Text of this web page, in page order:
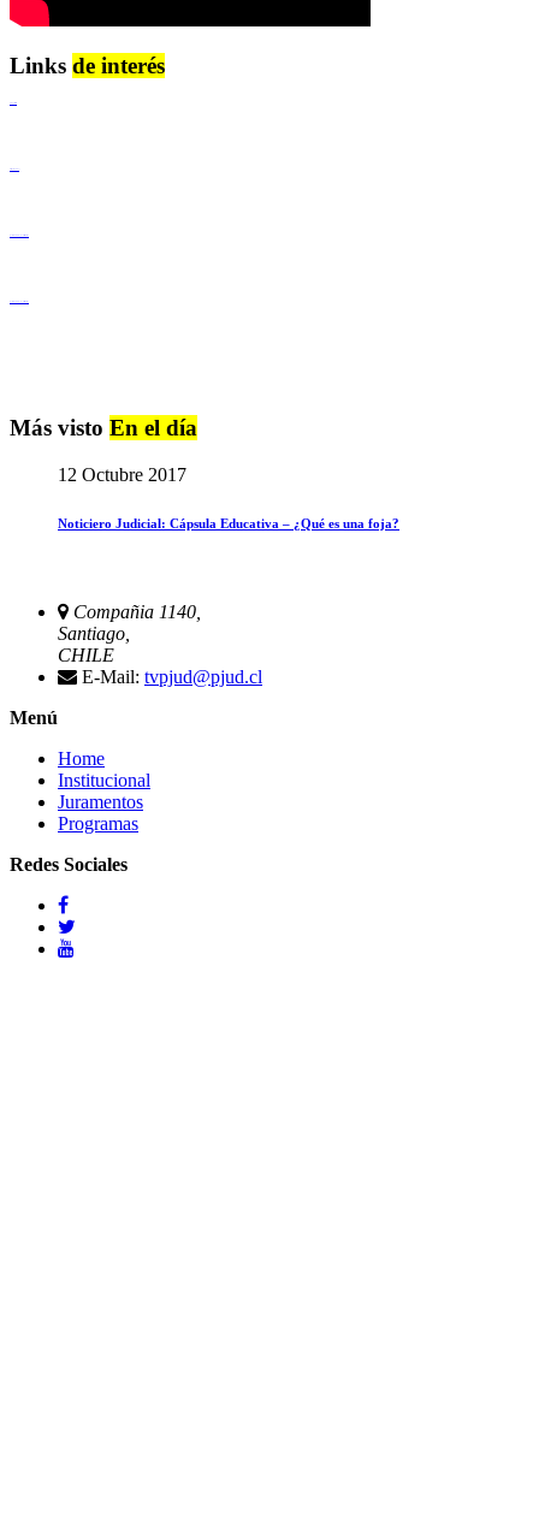
Links de interés
Más visto En el día
12 Octubre 2017
Noticiero Judicial: Cápsula Educativa – ¿Qué es una foja?
Compañia 1140,
Santiago,
CHILE
E-Mail: tvpjud@pjud.cl
Menú
Home
Institucional
Juramentos
Programas
Redes Sociales